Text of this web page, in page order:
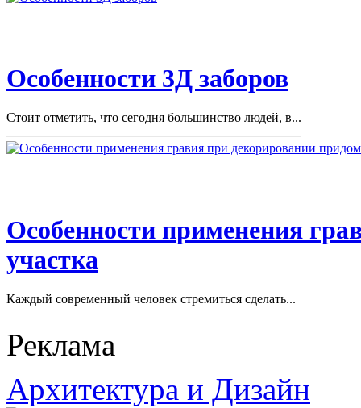
Особенности 3Д заборов
Стоит отметить, что сегодня большинство людей, в...
Особенности применения
участка
Каждый современный человек стремиться сделать...
Реклама
Архитектура и Дизайн